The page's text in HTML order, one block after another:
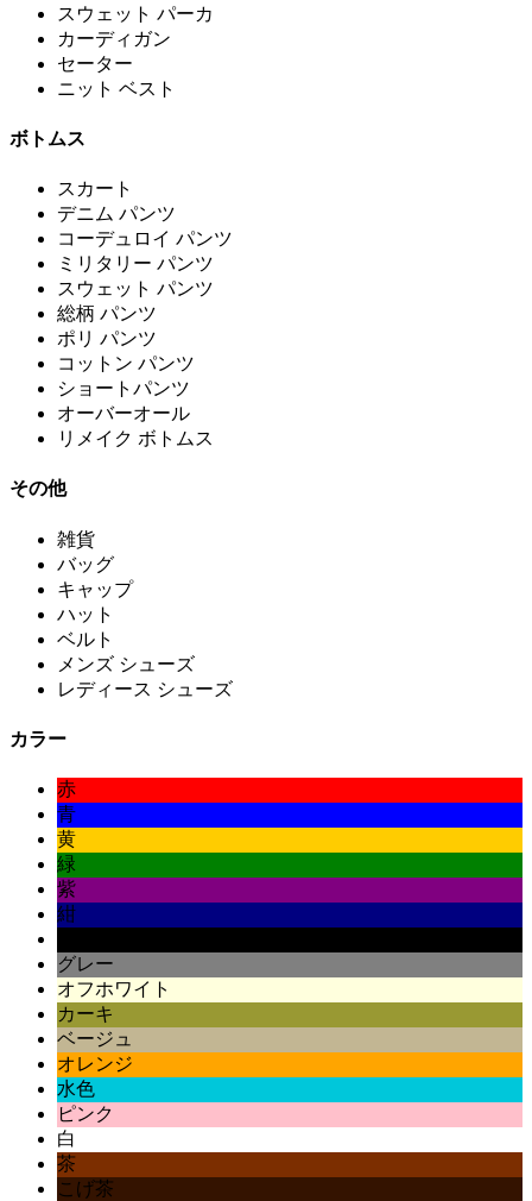
スウェット パーカ
カーディガン
セーター
ニット ベスト
ボトムス
スカート
デニム パンツ
コーデュロイ パンツ
ミリタリー パンツ
スウェット パンツ
総柄 パンツ
ポリ パンツ
コットン パンツ
ショートパンツ
オーバーオール
リメイク ボトムス
その他
雑貨
バッグ
キャップ
ハット
ベルト
メンズ シューズ
レディース シューズ
カラー
赤
青
黄
緑
紫
紺
グレー
オフホワイト
カーキ
ベージュ
オレンジ
水色
ピンク
白
茶
こげ茶